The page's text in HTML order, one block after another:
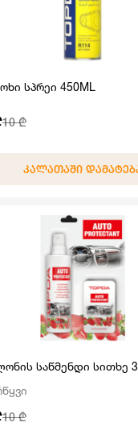
სპრეი 450ML
10 ₾
ᲙᲐᲚᲐᲗᲐᲨᲘ
საწმენდი სითხე
10 ₾